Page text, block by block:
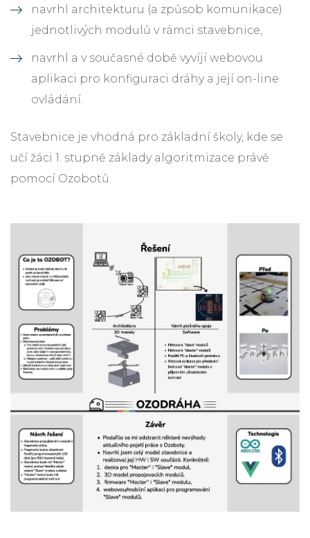
navrhl architekturu (a způsob komunikace)
jednotlivých modulů v rámci stavebnice,
navrhl a v současné době vyvíjí webovou
aplikaci pro konfiguraci dráhy a její on-line
ovládání.
Stavebnice je vhodná pro základní školy, kde se
učí žáci 1. stupně základy algoritmizace právě
pomocí Ozobotů.